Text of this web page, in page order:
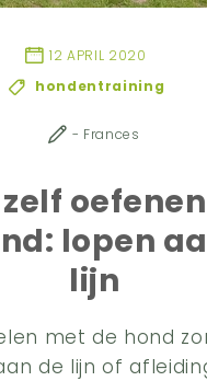
12 APRIL 2020
hondentraining
- Frances
lopen
lijn
met de hond
de lijn of